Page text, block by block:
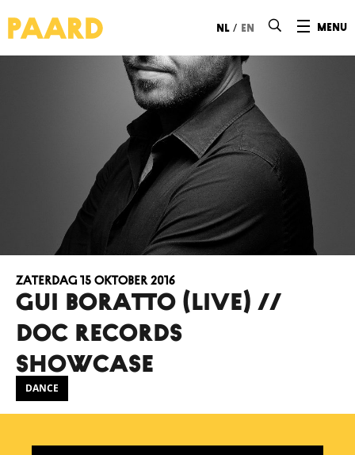
menu
nl / en
GUI BORATTO (LIVE) //
DOC RECORDS
SHOWCASE
zaterdag 15 oktober 2016
DANCE